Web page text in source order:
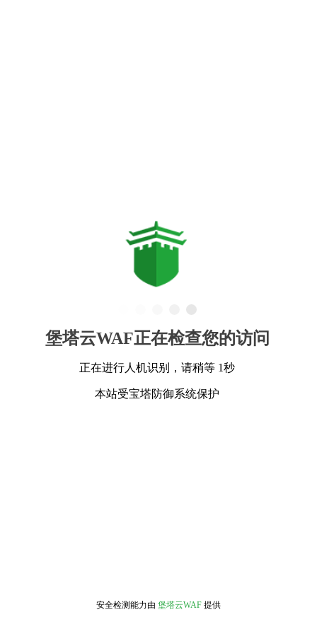
堡塔云WAF正在检查您的访问
正在进行人机识别，请稍等 1秒
本站受宝塔防御系统保护
安全检测能力由 堡塔云WAF 提供